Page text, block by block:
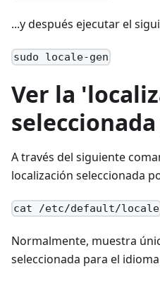
...y después ejecutar el
sudo locale-gen
Ver la
A través del siguiente
localización seleccionada
cat /etc/default/locale
Normalmente, muestra
seleccionada para el